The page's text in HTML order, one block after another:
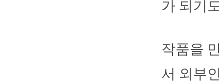
가 되기
작품을
서 외부